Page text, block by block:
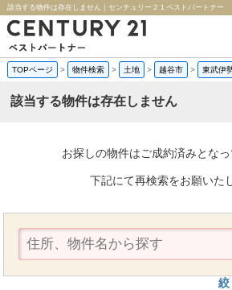
該当する物件は存在しません｜センチュリー２１ベストパートナー
TOPページ > 物件検索 > 土地 > 越谷市 > 東武伊
該当する物件は存在しません
お探しの物件はご成約済みとなっ
下記にて再検索をお願いた
絞